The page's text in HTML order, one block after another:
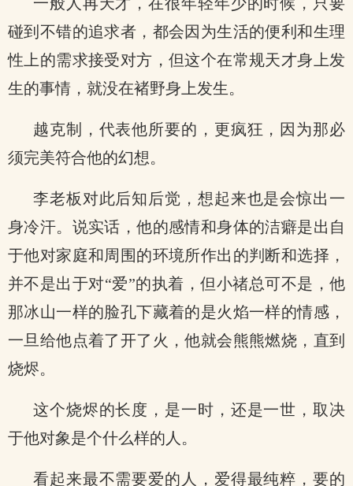
碰到不错的追求者，都会因为生活的便利和生理
性上的需求接受对方，但这个在常规天才身上发
生的事情，就没在褚野身上发生。
越克制，代表他所要的，更疯狂，因为那必
须完美符合他的幻想。
李老板对此后知后觉，想起来也是会惊出一
身冷汗。说实话，他的感情和身体的洁癖是出自
于他对家庭和周围的环境所作出的判断和选择，
并不是出于对“爱”的执着，但小禇总可不是，他
那冰山一样的脸孔下藏着的是火焰一样的情感，
一旦给他点着了开了火，他就会熊熊燃烧，直到
烧烬。
这个烧烬的长度，是一时，还是一世，取决
于他对象是个什么样的人。
看起来最不需要爱的人，爱得最纯粹，要的